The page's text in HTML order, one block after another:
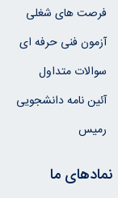
فرصت های شغلی
آزمون فنی حرفه ای
سوالات متداول
آئین نامه دانشجویی
رمیس
نمادهای ما